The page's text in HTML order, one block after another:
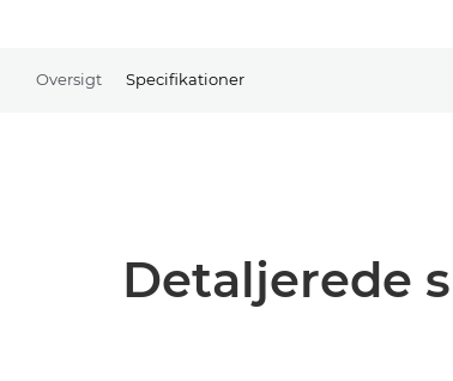
Oversigt Specifikationer
Detaljerede